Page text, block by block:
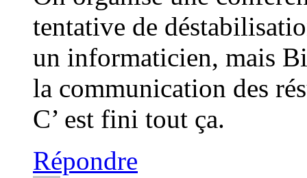
tentative de
un informaticien, mais
la communication des
C’ est fini tout ça.
Répondre